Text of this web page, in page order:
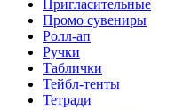
Пригласительные
Промо сувениры
Ролл-ап
Ручки
Таблички
Тейбл-тенты
Тетради